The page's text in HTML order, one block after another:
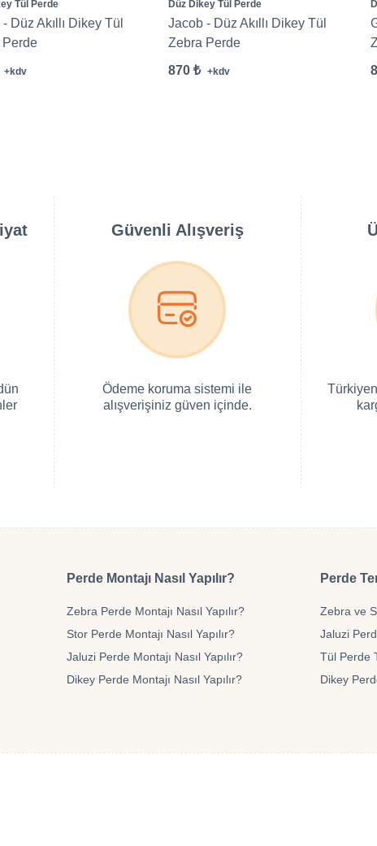
Tül Perde
Düz Akıllı Dikey Tül
+kdv
Düz Dikey Tül Perde
Jacob - Düz Akıllı Dikey Tül
Zebra Perde
870 ₺ +kdv
Güvenli Alışveriş
Ödeme koruma sistemi ile
alışverişiniz güven içinde.
Perde Montajı Nasıl Yapılır?
Zebra Perde Montajı Nasıl Yapılır?
Stor Perde Montajı Nasıl Yapılır?
Jaluzi Perde Montajı Nasıl Yapılır?
Dikey Perde Montajı Nasıl Yapılır?
Perde
Zebra ve
Jaluzi
Tül Perde
Dikey